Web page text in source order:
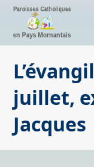
juillet,
Jacques